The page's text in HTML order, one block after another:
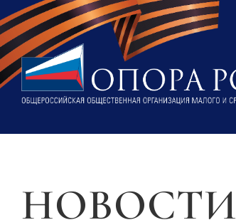
НОВОСТИ